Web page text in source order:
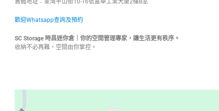
實體地址：荃灣半山街10-16號富華工業大廈2樓B室
歡迎Whatsapp查詢及預約
SC Storage 時昌迷你倉｜你的空間管理專家，讓生活更有秩序。
收納不必再難，空間由你掌控。